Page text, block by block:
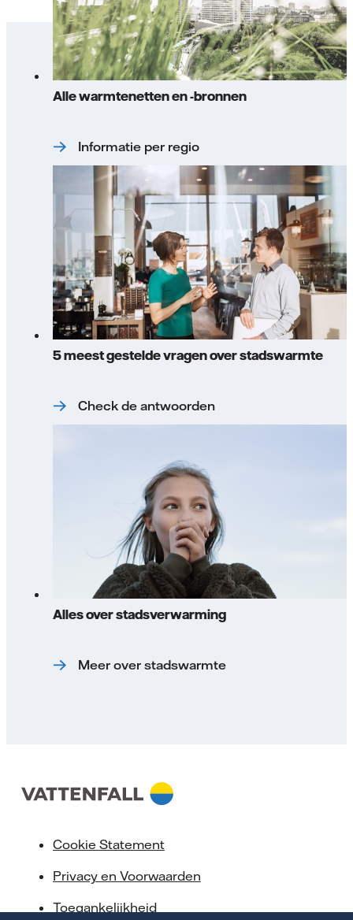
Alle warmtenetten en -bronnen
Informatie per regio
5 meest gestelde vragen over stadswarmte
Check de antwoorden
Alles over stadsverwarming
Meer over stadswarmte
Cookie Statement
Privacy en Voorwaarden
Toegankelijkheid